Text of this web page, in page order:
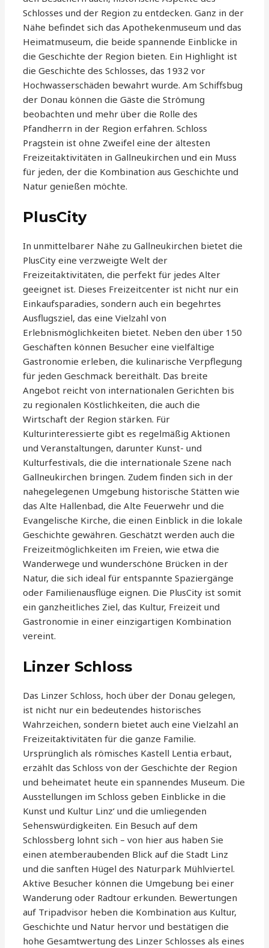
Schlosses und der Region zu entdecken. Ganz in der
Nähe befindet sich das Apothekenmuseum und das
Heimatmuseum, die beide spannende Einblicke in
die Geschichte der Region bieten. Ein Highlight ist
die Geschichte des Schlosses, das 1932 vor
Hochwasserschäden bewahrt wurde. Am Schiffsbug
der Donau können die Gäste die Strömung
beobachten und mehr über die Rolle des
Pfandherrn in der Region erfahren. Schloss
Pragstein ist ohne Zweifel eine der ältesten
Freizeitaktivitäten in Gallneukirchen und ein Muss
für jeden, der die Kombination aus Geschichte und
Natur genießen möchte.
PlusCity
In unmittelbarer Nähe zu Gallneukirchen bietet die
PlusCity eine verzweigte Welt der
Freizeitaktivitäten, die perfekt für jedes Alter
geeignet ist. Dieses Freizeitcenter ist nicht nur ein
Einkaufsparadies, sondern auch ein begehrtes
Ausflugsziel, das eine Vielzahl von
Erlebnismöglichkeiten bietet. Neben den über 150
Geschäften können Besucher eine vielfältige
Gastronomie erleben, die kulinarische Verpflegung
für jeden Geschmack bereithält. Das breite
Angebot reicht von internationalen Gerichten bis
zu regionalen Köstlichkeiten, die auch die
Wirtschaft der Region stärken. Für
Kulturinteressierte gibt es regelmäßig Aktionen
und Veranstaltungen, darunter Kunst- und
Kulturfestivals, die die internationale Szene nach
Gallneukirchen bringen. Zudem finden sich in der
nahegelegenen Umgebung historische Stätten wie
das Alte Hallenbad, die Alte Feuerwehr und die
Evangelische Kirche, die einen Einblick in die lokale
Geschichte gewähren. Geschätzt werden auch die
Freizeitmöglichkeiten im Freien, wie etwa die
Wanderwege und wunderschöne Brücken in der
Natur, die sich ideal für entspannte Spaziergänge
oder Familienausflüge eignen. Die PlusCity ist somit
ein ganzheitliches Ziel, das Kultur, Freizeit und
Gastronomie in einer einzigartigen Kombination
vereint.
Linzer Schloss
Das Linzer Schloss, hoch über der Donau gelegen,
ist nicht nur ein bedeutendes historisches
Wahrzeichen, sondern bietet auch eine Vielzahl an
Freizeitaktivitäten für die ganze Familie.
Ursprünglich als römisches Kastell Lentia erbaut,
erzählt das Schloss von der Geschichte der Region
und beheimatet heute ein spannendes Museum. Die
Ausstellungen im Schloss geben Einblicke in die
Kunst und Kultur Linz‘ und die umliegenden
Sehenswürdigkeiten. Ein Besuch auf dem
Schlossberg lohnt sich – von hier aus haben Sie
einen atemberaubenden Blick auf die Stadt Linz
und die sanften Hügel des Naturpark Mühlviertel.
Aktive Besucher können die Umgebung bei einer
Wanderung oder Radtour erkunden. Bewertungen
auf Tripadvisor heben die Kombination aus Kultur,
Geschichte und Natur hervor und bestätigen die
hohe Gesamtwertung des Linzer Schlosses als eines